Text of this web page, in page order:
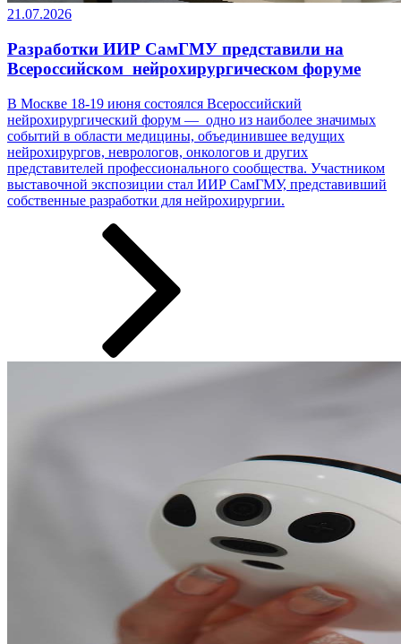
21.07.2026
Разработки ИИР СамГМУ представили на
Всероссийском нейрохирургическом форуме
В Москве 18-19 июня состоялся Всероссийский
нейрохирургический форум — одно из наиболее значимых
событий в области медицины, объединившее ведущих
нейрохирургов, неврологов, онкологов и других
представителей профессионального сообщества. Участником
выставочной экспозиции стал ИИР СамГМУ, представивший
собственные разработки ­­­для нейрохирургии.